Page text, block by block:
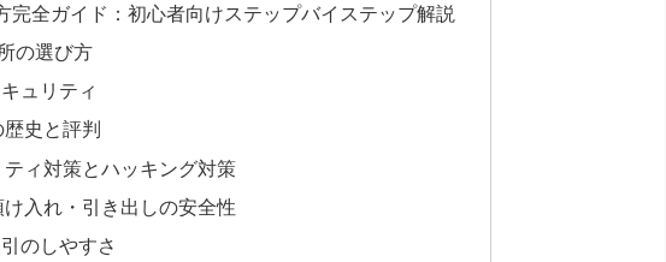
完全ガイド：初心者向けステップバイステップ解説
の選び方
ュリティ
史と評判
ティ対策とハッキング対策
け入れ・引き出しの安全性
のしやすさ